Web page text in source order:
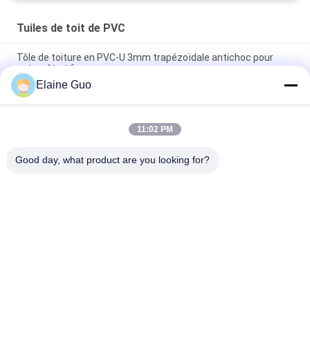
Tuiles de toit de PVC
Tôle de toiture en PVC-U 3mm trapézoïdale antichoc pour
entrepôt et ferme
Tuiles espagnoles en UPVC, épaisseur 1,5 mm-2,8 mm, largeur
1130 mm
Carreaux de toiture en PVC 1,0-3,0 mm d'épaisseur Garantie
Elaine Guo
11:02 PM
Good day, what product are you looking for?